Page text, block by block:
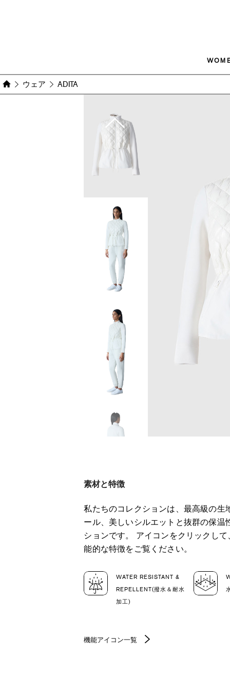
ウェア ADITA
素材と特徴
私たちのコレクションは、最高級の生
ール、美しいシルエットと抜群の保温
ションです。 アイコンをクリックし
能的な特徴をご覧ください。
WATER RESISTANT &
REPELLENT(撥水＆耐水
加工)
機能アイコン一覧